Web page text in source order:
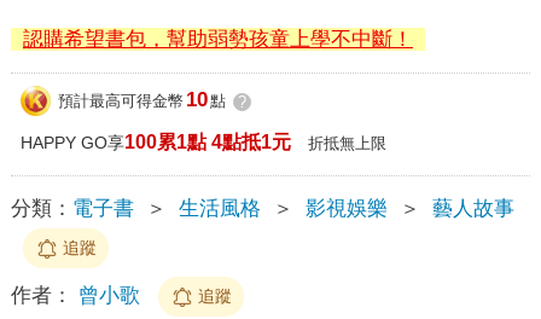
認購希望書包，幫助弱勢孩童上學不中斷！
預計最高可得金幣 10點 ?
HAPPY GO享100累1點 4點抵1元 折抵無上限
分類： 電子書 ＞ 生活風格 ＞ 影視娛樂 ＞ 藝人故事
追蹤
作者： 曾小歌 追蹤